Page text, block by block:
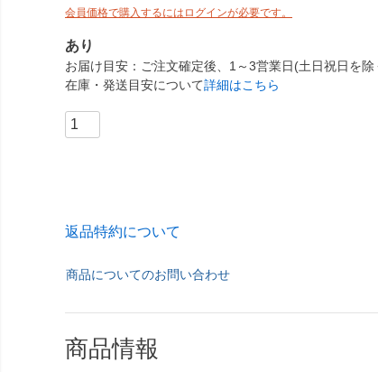
会員価格で購入するにはログインが必要です。
あり
お届け目安
ご注文確定後、1～3営業日(土日祝日を除
在庫・発送目安について詳細はこちら
返品特約について
商品についてのお問い合わせ
商品情報